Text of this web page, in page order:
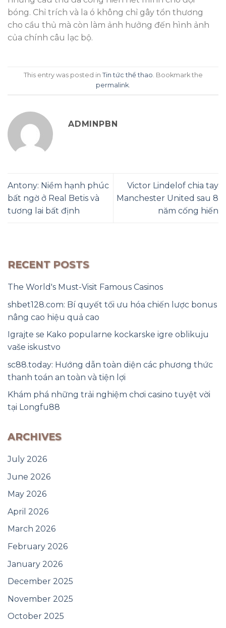
bóng. Chỉ trích và la ó không chỉ gây tổn thương
cho cầu thủ mà còn làm ảnh hưởng đến hình ảnh
của chính câu lạc bộ.
This entry was posted in Tin tức thể thao. Bookmark the
permalink.
ADMINPBN
Antony: Niềm hạnh phúc
bất ngờ ở Real Betis và
tương lai bất định
Victor Lindelof chia tay
Manchester United sau 8
năm cống hiến
RECENT POSTS
The World's Must-Visit Famous Casinos
shbet128.com: Bí quyết tối ưu hóa chiến lược bonus
nâng cao hiệu quả cao
Igrajte se Kako popularne kockarske igre oblikuju
vaše iskustvo
sc88.today: Hướng dẫn toàn diện các phương thức
thanh toán an toàn và tiện lợi
Khám phá những trải nghiệm chơi casino tuyệt vời
tại Longfu88
ARCHIVES
July 2026
June 2026
May 2026
April 2026
March 2026
February 2026
January 2026
December 2025
November 2025
October 2025